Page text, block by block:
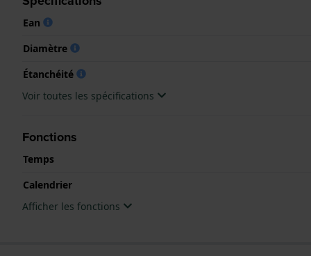
Ean
Diamètre
Étanchéité
Voir toutes les spécifications
Fonctions
Temps
Calendrier
Afficher les fonctions